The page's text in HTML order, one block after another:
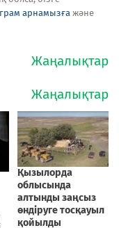
арнамызға және